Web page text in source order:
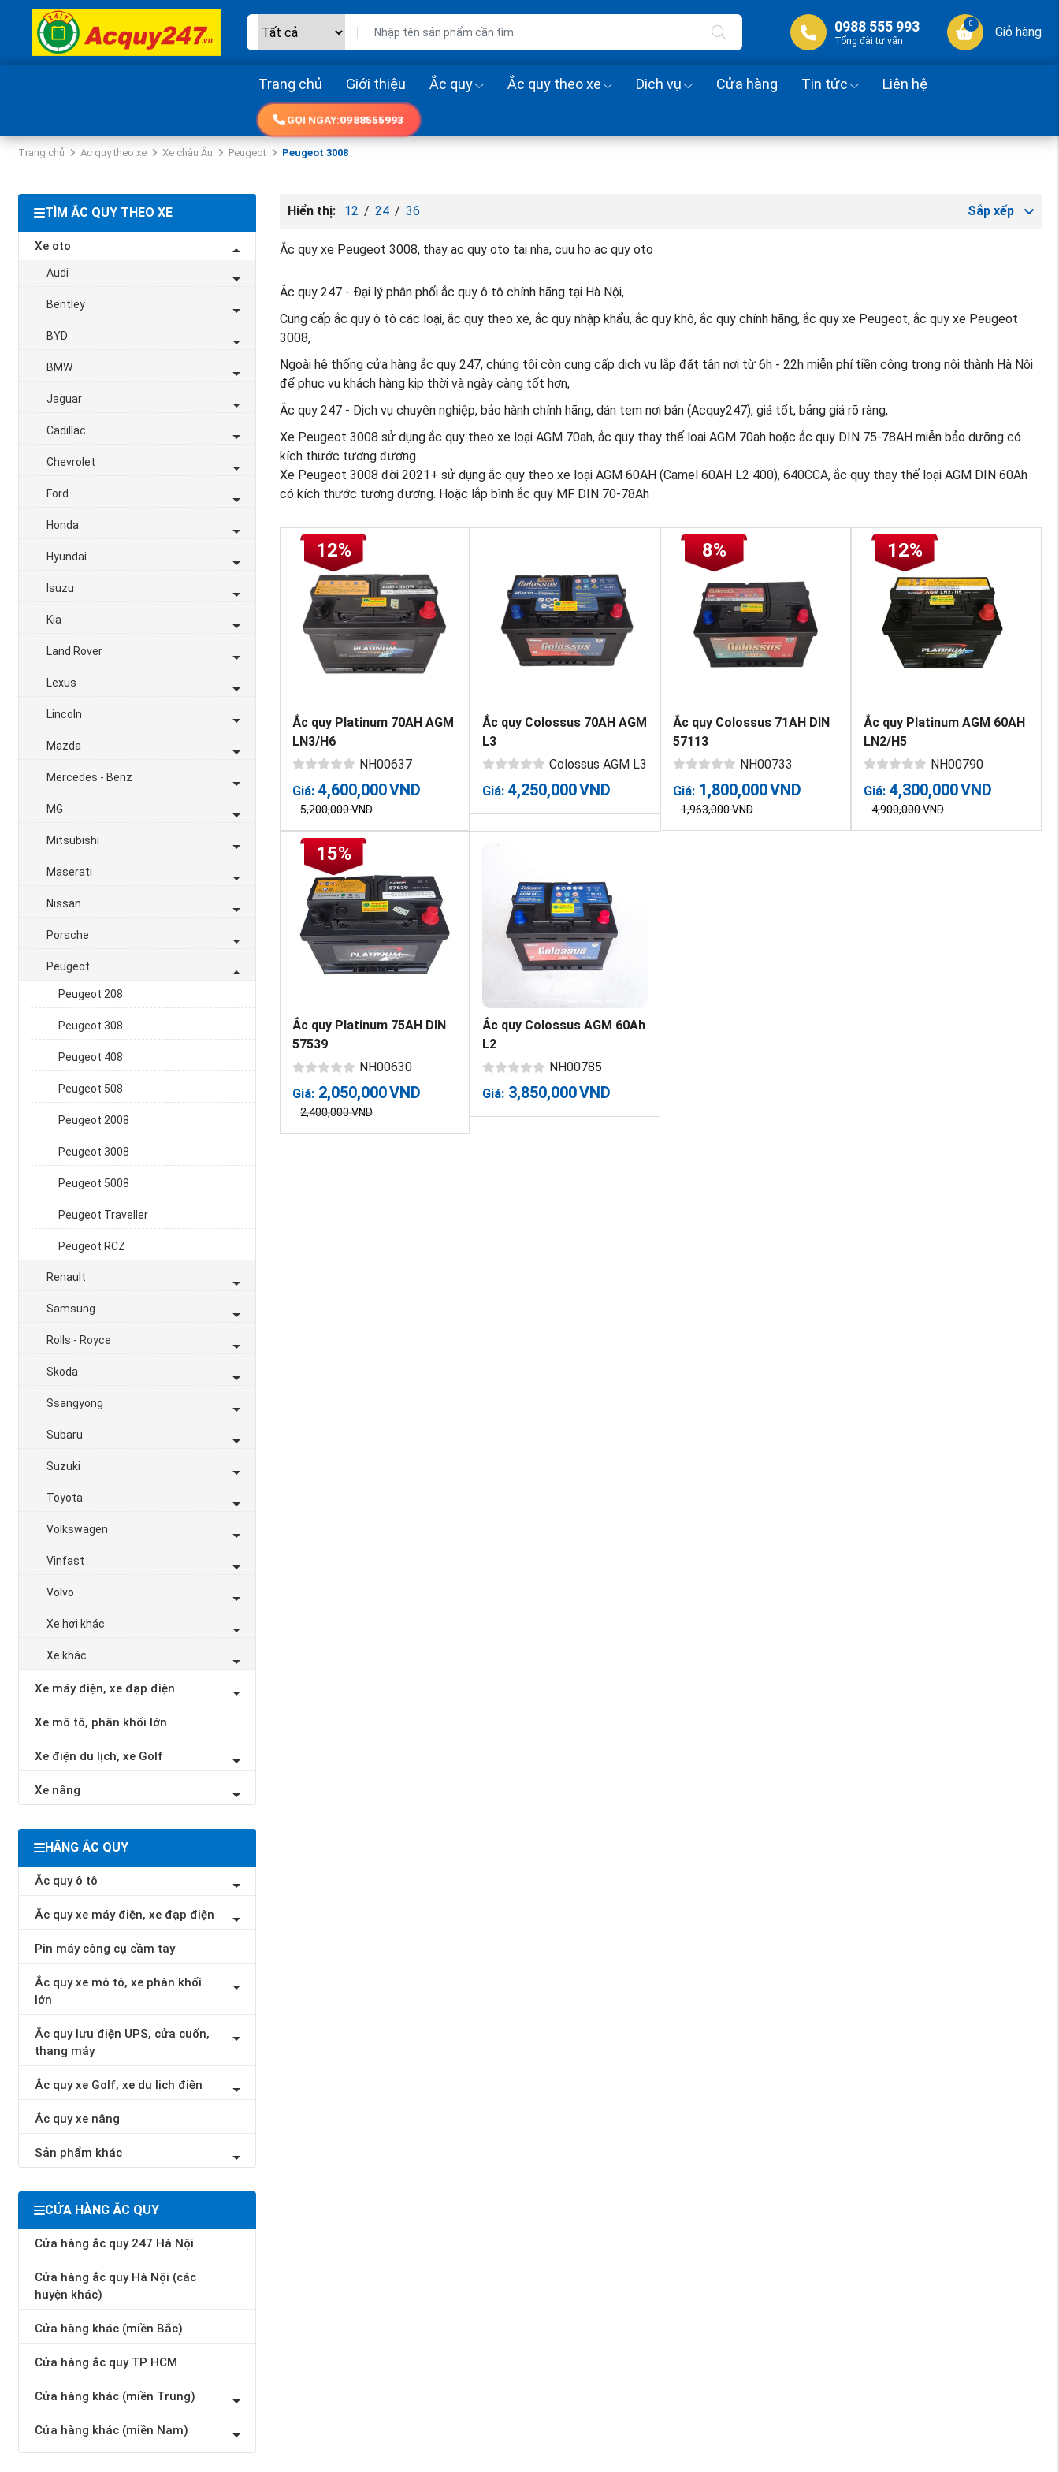
0988 555 993
Tổng đài tư vấn
0
Giỏ hàng
Trang chủ Giới thiệu Ắc quy Ắc quy theo xe Dịch vụ Cửa hàng Tin tức Liên hệ
GỌI NGAY:0988555993
Trang chủ Ac quy theo xe Xe châu Âu Peugeot Peugeot 3008
TÌM ẮC QUY THEO XE
Xe oto
Audi
Bentley
BYD
BMW
Jaguar
Cadillac
Chevrolet
Ford
Honda
Hyundai
Isuzu
Kia
Land Rover
Lexus
Lincoln
Mazda
Mercedes - Benz
MG
Mitsubishi
Maserati
Nissan
Porsche
Peugeot
Peugeot 208
Peugeot 308
Peugeot 408
Peugeot 508
Peugeot 2008
Peugeot 3008
Peugeot 5008
Peugeot Traveller
Peugeot RCZ
Renault
Samsung
Rolls - Royce
Skoda
Ssangyong
Subaru
Suzuki
Toyota
Volkswagen
Vinfast
Volvo
Xe hơi khác
Xe khác
Xe máy điện, xe đạp điện
Xe mô tô, phân khối lớn
Xe điện du lịch, xe Golf
Xe nâng
HÃNG ẮC QUY
Ắc quy ô tô
Ắc quy xe máy điện, xe đạp điện
Pin máy công cụ cầm tay
Ắc quy xe mô tô, xe phân khối
lớn
Ắc quy lưu điện UPS, cửa cuốn,
thang máy
Ắc quy xe Golf, xe du lịch điện
Ắc quy xe nâng
Sản phẩm khác
CỬA HÀNG ẮC QUY
Cửa hàng ắc quy 247 Hà Nội
Cửa hàng ắc quy Hà Nội (các
huyện khác)
Cửa hàng khác (miền Bắc)
Cửa hàng ắc quy TP HCM
Cửa hàng khác (miền Trung)
Cửa hàng khác (miền Nam)
Hiển thị: 12 / 24 / 36 Sắp xếp
Ắc quy xe Peugeot 3008, thay ac quy oto tai nha, cuu ho ac quy oto
Ắc quy 247 - Đại lý phân phối ắc quy ô tô chính hãng tại Hà Nội,
Cung cấp ắc quy ô tô các loại, ắc quy theo xe, ắc quy nhập khẩu, ắc quy khô, ắc quy chính hãng, ắc quy xe Peugeot, ắc quy xe Peugeot
3008,
Ngoài hệ thống cửa hàng ắc quy 247, chúng tôi còn cung cấp dịch vụ lắp đặt tận nơi từ 6h - 22h miễn phí tiền công trong nội thành Hà Nội
để phục vụ khách hàng kịp thời và ngày càng tốt hơn,
Ắc quy 247 - Dịch vụ chuyên nghiệp, bảo hành chính hãng, dán tem nơi bán (Acquy247), giá tốt, bảng giá rõ ràng,
Xe Peugeot 3008 sử dụng ắc quy theo xe loại AGM 70ah, ắc quy thay thế loại AGM 70ah hoặc ắc quy DIN 75-78AH miễn bảo dưỡng có
kích thước tương đương
Xe Peugeot 3008 đời 2021+ sử dụng ắc quy theo xe loại AGM 60AH (Camel 60AH L2 400), 640CCA, ắc quy thay thế loại AGM DIN 60Ah
có kích thước tương đương. Hoặc lắp bình ắc quy MF DIN 70-78Ah
12%
Ắc quy Platinum 70AH AGM
LN3/H6
NH00637
Giá: 4,600,000VND
5,200,000VND
Ắc quy Colossus 70AH AGM
L3
Colossus AGM L3
Giá: 4,250,000VND
8%
Ắc quy Colossus 71AH DIN
57113
NH00733
Giá: 1,800,000VND
1,963,000VND
12%
Ắc quy Platinum AGM 60AH
LN2/H5
NH00790
Giá: 4,300,000VND
4,900,000VND
15%
Ắc quy Platinum 75AH DIN
57539
NH00630
Giá: 2,050,000VND
2,400,000VND
Ắc quy Colossus AGM 60Ah
L2
NH00785
Giá: 3,850,000VND